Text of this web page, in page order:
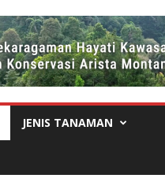
JENIS TANAMAN